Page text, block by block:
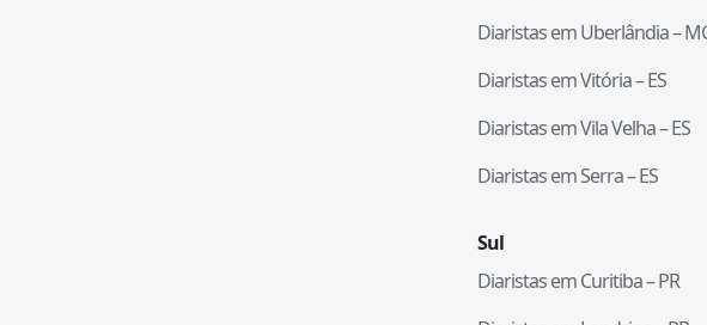
Diaristas emUberlândia–
Diaristas emVitória–ES
Diaristas emVila Velha–ES
Diaristas emSerra–ES
Sul
Diaristas emCuritiba–PR